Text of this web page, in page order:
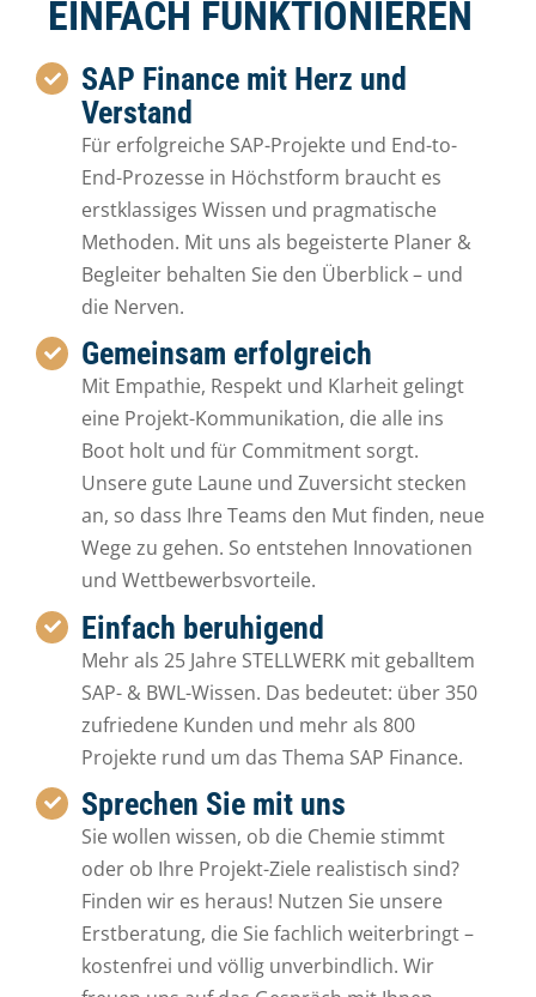
EINFACH FUNKTIONIEREN
SAP Finance mit Herz und
Verstand
Für erfolgreiche SAP-Projekte und End-to-
End-Prozesse in Höchstform braucht es
erstklassiges Wissen und pragmatische
Methoden. Mit uns als begeisterte Planer &
Begleiter behalten Sie den Überblick – und
die Nerven.
Gemeinsam erfolgreich
Mit Empathie, Respekt und Klarheit gelingt
eine Projekt-Kommunikation, die alle ins
Boot holt und für Commitment sorgt.
Unsere gute Laune und Zuversicht stecken
an, so dass Ihre Teams den Mut finden, neue
Wege zu gehen. So entstehen Innovationen
und Wettbewerbsvorteile.
Einfach beruhigend
Mehr als 25 Jahre STELLWERK mit geballtem
SAP- & BWL-Wissen. Das bedeutet: über 350
zufriedene Kunden und mehr als 800
Projekte rund um das Thema SAP Finance.
Sprechen Sie mit uns
Sie wollen wissen, ob die Chemie stimmt
oder ob Ihre Projekt-Ziele realistisch sind?
Finden wir es heraus! Nutzen Sie unsere
Erstberatung, die Sie fachlich weiterbringt –
kostenfrei und völlig unverbindlich. Wir